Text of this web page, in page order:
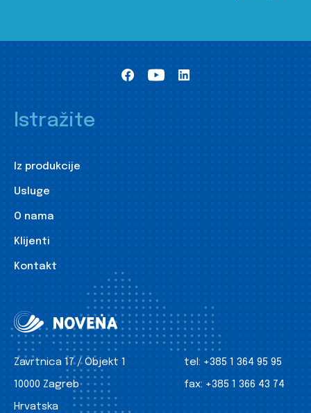
Istražite
Iz produkcije
Usluge
O nama
Klijenti
Kontakt
Zavrtnica 17 / Objekt 1
10000 Zagreb
Hrvatska
tel: +385 1 364 95 95
fax: +385 1 366 43 74